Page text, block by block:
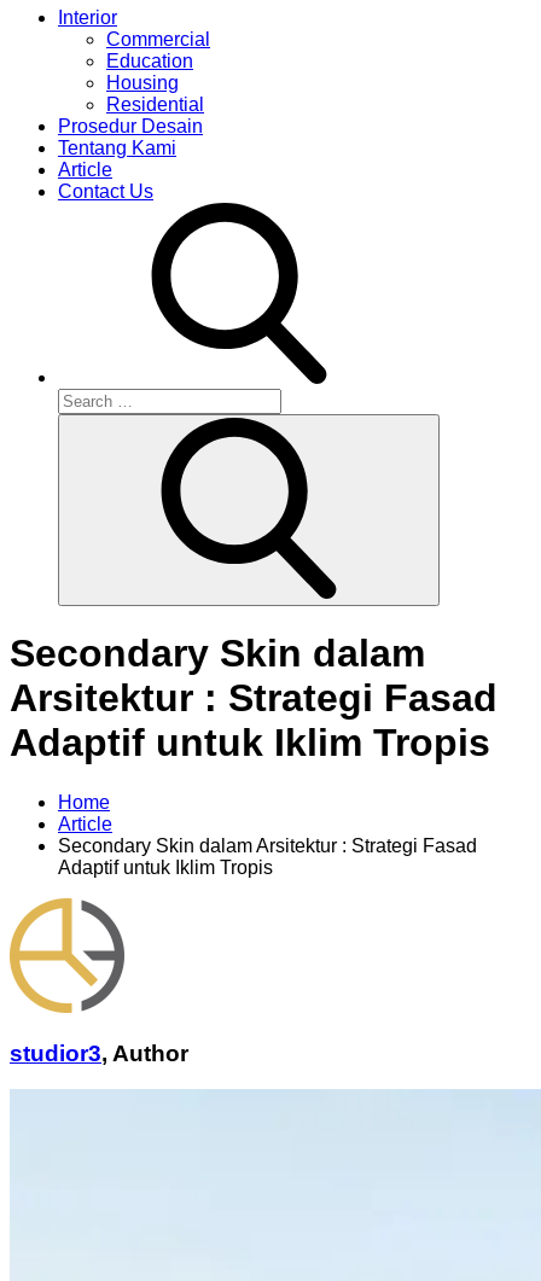
Interior
Commercial
Education
Housing
Residential
Prosedur Desain
Tentang Kami
Article
Contact Us
Search
for:
Secondary Skin dalam
Arsitektur : Strategi Fasad
Adaptif untuk Iklim Tropis
Home
Article
Secondary Skin dalam Arsitektur : Strategi Fasad
Adaptif untuk Iklim Tropis
studior3, Author